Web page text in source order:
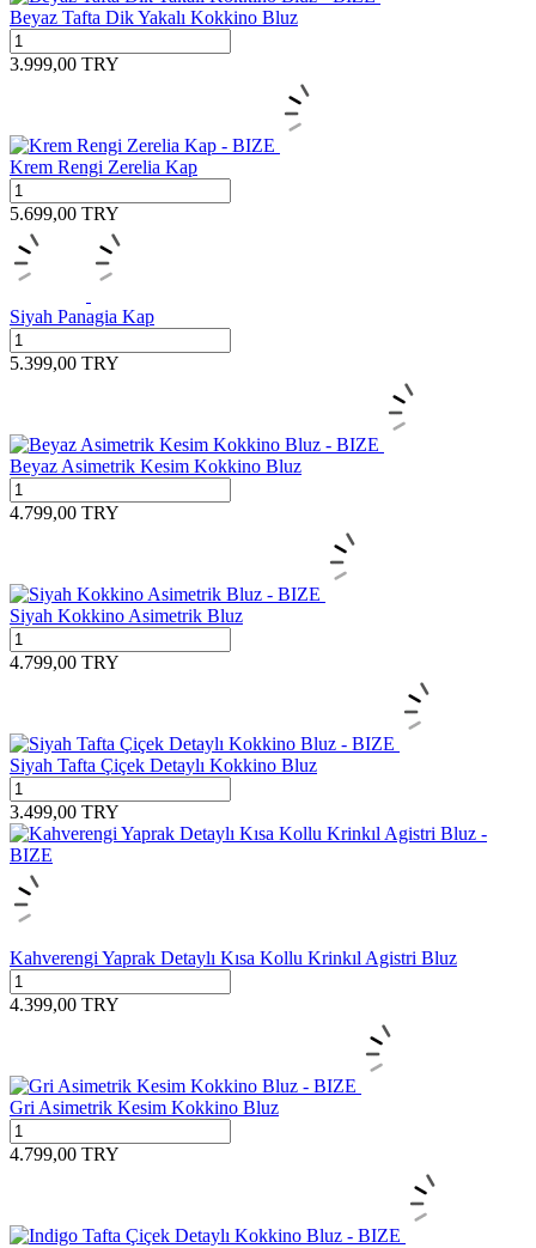
Beyaz Tafta Dik Yakalı Kokkino Bluz
3.999,00 TRY
Krem Rengi Zerelia Kap
5.699,00 TRY
Siyah Panagia Kap
5.399,00 TRY
Beyaz Asimetrik Kesim Kokkino Bluz
4.799,00 TRY
Siyah Kokkino Asimetrik Bluz
4.799,00 TRY
Siyah Tafta Çiçek Detaylı Kokkino Bluz
3.499,00 TRY
Kahverengi Yaprak Detaylı Kısa Kollu Krinkıl Agistri Bluz
4.399,00 TRY
Gri Asimetrik Kesim Kokkino Bluz
4.799,00 TRY